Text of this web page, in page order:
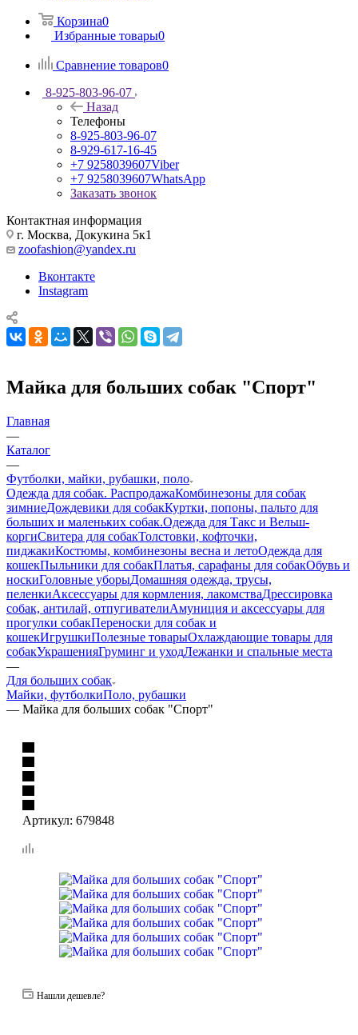
Корзина0
Избранные товары0
Сравнение товаров0
8-925-803-96-07
Назад
Телефоны
8-925-803-96-07
8-929-617-16-45
+7 9258039607Viber
+7 9258039607WhatsApp
Заказать звонок
Контактная информация
г. Москва, Докукина 5к1
zoofashion@yandex.ru
Вконтакте
Instagram
Майка для больших собак "Спорт"
Главная
—
Каталог
—
Футболки, майки, рубашки, поло
Одежда для собак. РаспродажаКомбинезоны для собак
зимниеДождевики для собакКуртки, попоны, пальто для
больших и маленьких собак.Одежда для Такс и Вельш-
коргиСвитера для собакТолстовки, кофточки,
пиджакиКостюмы, комбинезоны весна и летоОдежда для
кошекПыльники для собакПлатья, сарафаны для собакОбувь и
носкиГоловные уборыДомашняя одежда, трусы,
пеленкиАксессуары для кормления, лакомстваДрессировка
собак, антилай, отпугивателиАмуниция и аксессуары для
прогулки собакПереноски для собак и
кошекИгрушкиПолезные товарыОхлаждающие товары для
собакУкрашенияГруминг и уходЛежанки и спальные места
—
Для больших собак
Майки, футболкиПоло, рубашки
— Майка для больших собак "Спорт"
Артикул: 679848
Нашли дешевле?